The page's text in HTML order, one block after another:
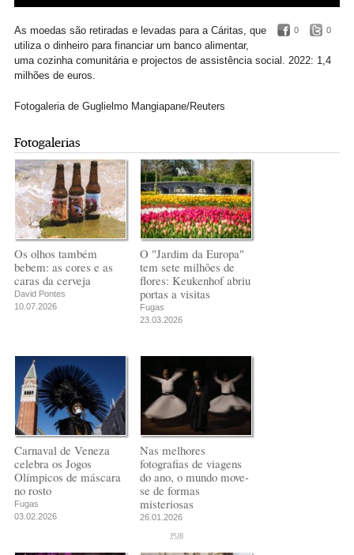
0 0
As moedas são retiradas e levadas para a Cáritas, que
utiliza o dinheiro para financiar um banco alimentar,
uma cozinha comunitária e projectos de assistência social. 2022: 1,4
milhões de euros.
Fotogaleria de Guglielmo Mangiapane/Reuters
Fotogalerias
Os olhos também
bebem: as cores e as
caras da cerveja
David Pontes
10.07.2026
O "Jardim da Europa"
tem sete milhões de
flores: Keukenhof abriu
portas a visitas
Fugas
23.03.2026
Carnaval de Veneza
celebra os Jogos
Olímpicos de máscara
no rosto
Fugas
03.02.2026
Nas melhores
fotografias de viagens
do ano, o mundo move-
se de formas
misteriosas
26.01.2026
PUB